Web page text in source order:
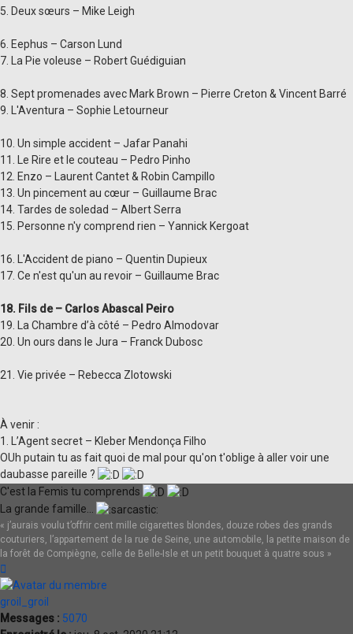
5. Deux sœurs – Mike Leigh
6. Eephus – Carson Lund
7. La Pie voleuse – Robert Guédiguian
8. Sept promenades avec Mark Brown – Pierre Creton & Vincent Barré
9. L'Aventura – Sophie Letourneur
10. Un simple accident – Jafar Panahi
11. Le Rire et le couteau – Pedro Pinho
12. Enzo – Laurent Cantet & Robin Campillo
13. Un pincement au cœur – Guillaume Brac
14. Tardes de soledad – Albert Serra
15. Personne n'y comprend rien – Yannick Kergoat
16. L'Accident de piano – Quentin Dupieux
17. Ce n'est qu'un au revoir – Guillaume Brac
18. Fils de – Carlos Abascal Peiro
19. La Chambre d’à côté – Pedro Almodovar
20. Un ours dans le Jura – Franck Dubosc
21. Vie privée – Rebecca Zlotowski
À venir :
1. L’Agent secret – Kleber Mendonça Filho
OUh putain tu as fait quoi de mal pour qu'on t'oblige à aller voir une
daubasse pareille ?
C'est la Femis tu comprends
La grande famille...
« j’aurais voulu t’offrir cent mille cigarettes blondes, douze robes des grands
couturiers, l’appartement de la rue de Seine, une automobile, la petite maison de
la forêt de Compiègne, celle de Belle-Isle et un petit bouquet à quatre sous »
groil_groil
Messages : 5070